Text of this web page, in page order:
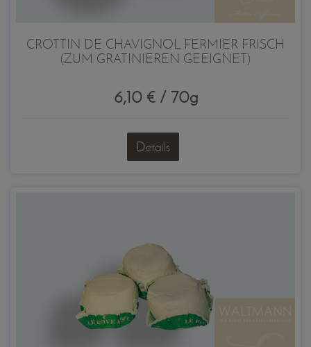
CROTTIN DE CHAVIGNOL FERMIER FRISCH
(ZUM GRATINIEREN GEEIGNET)
6,10 € / 70g
Details